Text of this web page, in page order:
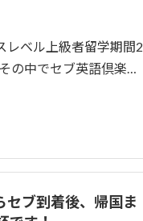
レベル上級者留学期間2
の中でセブ英語倶楽…
セブ到着後、帰国ま